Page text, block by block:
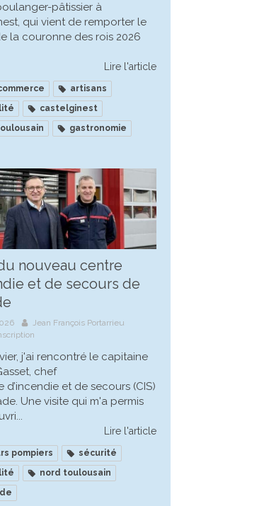
pâtissier à
qui vient de remporter le
la couronne des rois 2026
Lire l'article
artisans
castelginest
gastronomie
nouveau centre
et de secours de
Jean François Portarrieu
j'ai rencontré le capitaine
chef
d’incendie et de secours (CIS)
Une visite qui m'a permis
Lire l'article
pompiers
sécurité
nord toulousain